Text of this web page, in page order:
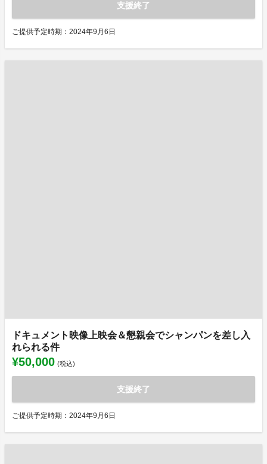
支援終了
ご提供予定時期：2024年9月6日
ドキュメント映像上映会＆懇親会でシャンパンを差し入
れられる件
¥50,000 (税込)
支援終了
ご提供予定時期：2024年9月6日